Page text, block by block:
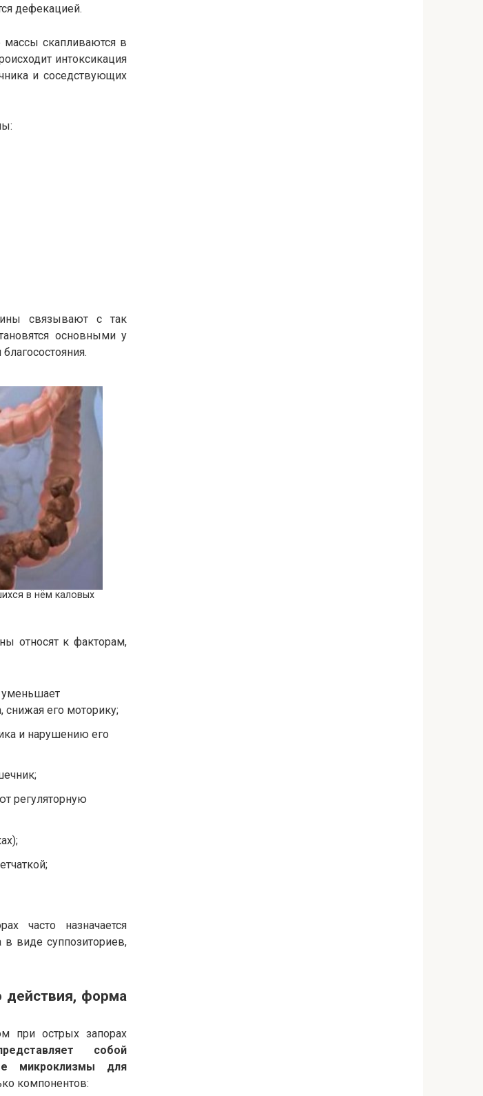
дефекацией.
скапливаются в
интоксикация
и соседствующих
связывают с так
основными у
в нём каловых
относят к факторам,
уменьшает
снижая его моторику;
и нарушению его
регуляторную
часто назначается
в виде суппозиториев,
действия, форма
при острых запорах
собой
микроклизмы для
компонентов: